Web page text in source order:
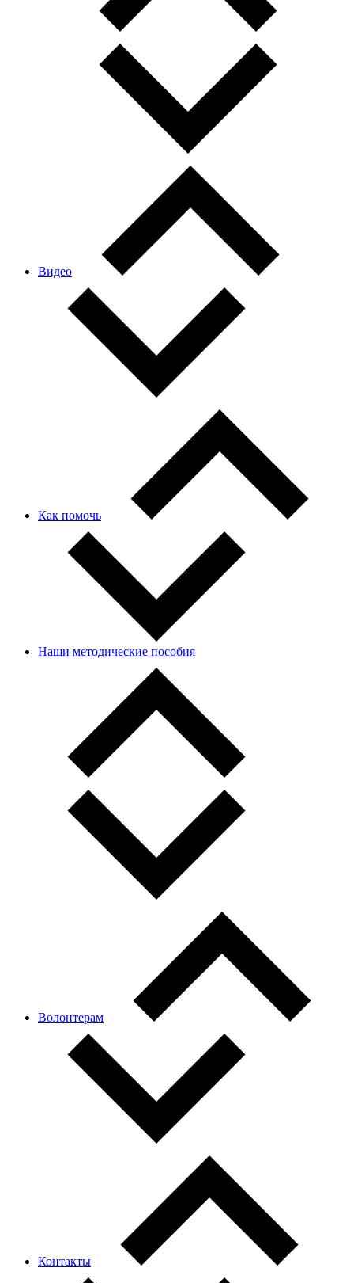
Видео
Как помочь
Наши методические пособия
Волонтерам
Контакты